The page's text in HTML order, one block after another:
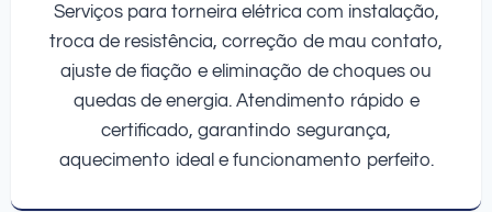
Serviços para torneira elétrica com instalação,
troca de resistência, correção de mau contato,
ajuste de fiação e eliminação de choques ou
quedas de energia. Atendimento rápido e
certificado, garantindo segurança,
aquecimento ideal e funcionamento perfeito.